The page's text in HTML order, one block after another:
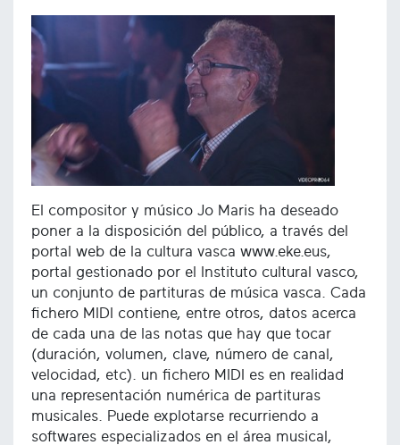
El compositor y músico Jo Maris ha deseado
poner a la disposición del público, a través del
portal web de la cultura vasca www.eke.eus,
portal gestionado por el Instituto cultural vasco,
un conjunto de partituras de música vasca. Cada
fichero MIDI contiene, entre otros, datos acerca
de cada una de las notas que hay que tocar
(duración, volumen, clave, número de canal,
velocidad, etc). un fichero MIDI es en realidad
una representación numérica de partituras
musicales. Puede explotarse recurriendo a
softwares especializados en el área musical,